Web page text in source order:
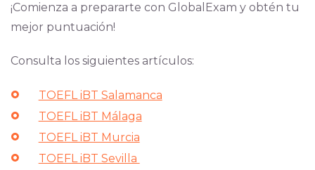
¡Comienza a prepararte con GlobalExam y obtén tu
mejor puntuación!
Consulta los siguientes artículos:
TOEFL iBT Salamanca
TOEFL iBT Málaga
TOEFL iBT Murcia
TOEFL iBT Sevilla